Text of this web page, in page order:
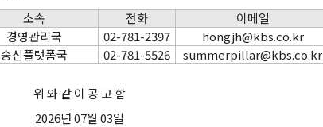
소속 전화
이메일
경영관리국 02-781-2397
hongjh@kbs.co.kr
송신플랫폼국 02-781-5526 summerpillar@kbs.co.kr
위 와 같 이 공 고 함
2026년 07월 03일